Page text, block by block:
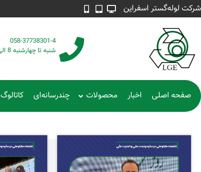
شرکت لوله‌گستر اسفراین
058-37738301-4
شنبه تا چهارشنبه 8 الی 16
صفحه اصلی اخبار محصولات چندرسانه‌ای کاتالوگ